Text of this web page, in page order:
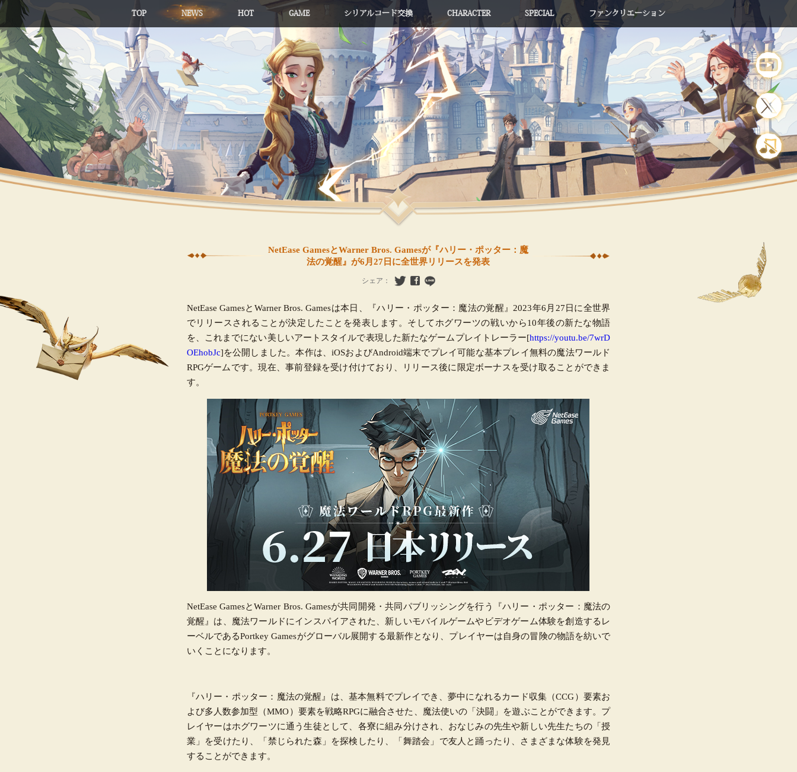
TOP NEWS HOT GAME シリアルコード交換 CHARACTER SPECIAL ファンクリエーション
NetEase GamesとWarner Bros. Gamesが『ハリー・ポッター：魔
法の覚醒』が6月27日に全世界リリースを発表
シェア：
NetEase GamesとWarner Bros. Gamesは本日、『ハリー・ポッター：魔法の覚醒』2023年6月27日に全世界
でリリースされることが決定したことを発表します。そしてホグワーツの戦いから10年後の新たな物語
を、これまでにない美しいアートスタイルで表現した新たなゲームプレイトレーラー[https://youtu.be/7wrD
OEhobJc]を公開しました。本作は、iOSおよびAndroid端末でプレイ可能な基本プレイ無料の魔法ワールド
RPGゲームです。現在、事前登録を受け付けており、リリース後に限定ボーナスを受け取ることができま
す。
NetEase GamesとWarner Bros. Gamesが共同開発・共同パブリッシングを行う『ハリー・ポッター：魔法の
覚醒』は、魔法ワールドにインスパイアされた、新しいモバイルゲームやビデオゲーム体験を創造するレ
ーベルであるPortkey Gamesがグローバル展開する最新作となり、プレイヤーは自身の冒険の物語を紡いで
いくことになります。
『ハリー・ポッター：魔法の覚醒』は、基本無料でプレイでき、夢中になれるカード収集（CCG）要素お
よび多人数参加型（MMO）要素を戦略RPGに融合させた、魔法使いの「決闘」を遊ぶことができます。プ
レイヤーはホグワーツに通う生徒として、各寮に組み分けされ、おなじみの先生や新しい先生たちの「授
業」を受けたり、「禁じられた森」を探検したり、「舞踏会」で友人と踊ったり、さまざまな体験を発見
することができます。